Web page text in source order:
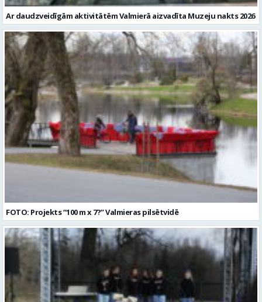
Ar daudzveidīgām aktivitātēm Valmierā aizvadīta Muzeju nakts 2026
FOTO: Projekts “100 m x 7?” Valmieras pilsētvidē